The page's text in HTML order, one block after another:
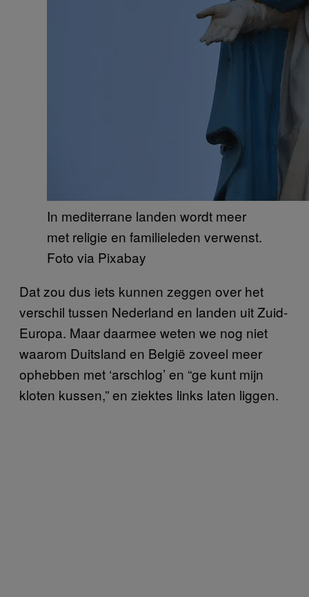
In mediterrane landen wordt meer
met religie en familieleden verwenst.
Foto via Pixabay
Dat zou dus iets kunnen zeggen over het
verschil tussen Nederland en landen uit Zuid-
Europa. Maar daarmee weten we nog niet
waarom Duitsland en België zoveel meer
ophebben met ‘arschlog’ en “ge kunt mijn
kloten kussen,” en ziektes links laten liggen.